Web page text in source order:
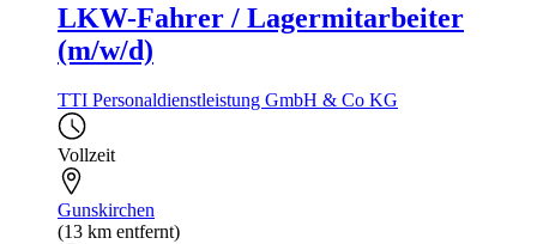
LKW-Fahrer / Lagermitarbeiter
(m/w/d)
TTI Personaldienstleistung GmbH & Co KG
Vollzeit
Gunskirchen
(13 km entfernt)